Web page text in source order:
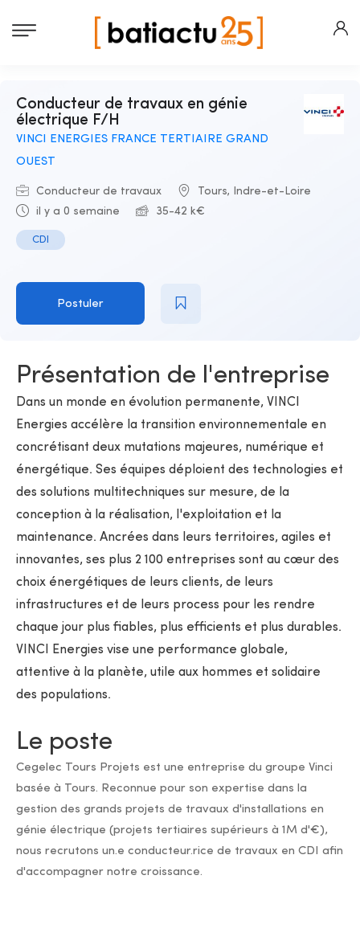
Conducteur de travaux en génie
électrique F/H
VINCI ENERGIES FRANCE TERTIAIRE GRAND
OUEST
Conducteur de travaux
Tours, Indre-et-Loire
il y a 0 semaine
35-42 k€
CDI
Postuler
Présentation de l'entreprise
Dans un monde en évolution permanente, VINCI
Energies accélère la transition environnementale en
concrétisant deux mutations majeures, numérique et
énergétique. Ses équipes déploient des technologies et
des solutions multitechniques sur mesure, de la
conception à la réalisation, l'exploitation et la
maintenance. Ancrées dans leurs territoires, agiles et
innovantes, ses plus 2 100 entreprises sont au cœur des
choix énergétiques de leurs clients, de leurs
infrastructures et de leurs process pour les rendre
chaque jour plus fiables, plus efficients et plus durables.
VINCI Energies vise une performance globale,
attentive à la planète, utile aux hommes et solidaire
des populations.
Le poste
Cegelec Tours Projets est une entreprise du groupe Vinci
basée à Tours. Reconnue pour son expertise dans la
gestion des grands projets de travaux d'installations en
génie électrique (projets tertiaires supérieurs à 1M d'€),
nous recrutons un.e conducteur.rice de travaux en CDI afin
d'accompagner notre croissance.